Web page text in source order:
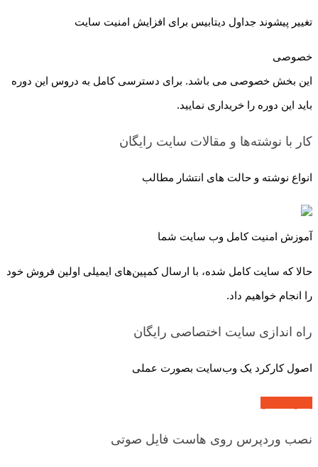
تغییر پیشوند جداول دیتابیس برای افزایش امنیت سایت
خصوصی
این بخش خصوصی می باشد. برای دسترسی کامل به دروس این دوره
باید این دوره را خریداری نمایید.
کار با نوشته‌ها و مقالات سایت رایگان
انواع نوشته و حالت های انتشار مطالب
آموزش امنیت کامل وب سایت شما
حالا که سایت کامل شده، با ارسال کمپین‌های ایمیلی اولین فروش خود
را انجام خواهیم داد.
راه اندازی سایت اختصاصی رایگان
اصول کارکرد یک وب‌سایت بصورت عملی
نصب وردپرس روی هاست فایل صوتی